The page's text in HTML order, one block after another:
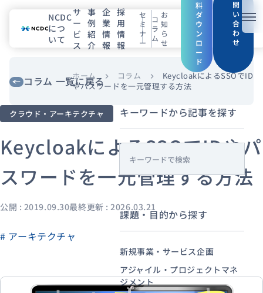
メ
NCDCについて
企業情報
採用情報
お役立ち情報（PJ Insight）
NCDC
につ
いて
サ
ー
ビ
ス
事
例
紹
介
企
業
情
報
採
用
情
報
セ
ミ
ナ
ー
コ
ラ
ム
お
知
ら
せ
料
ダ
ウ
ン
ロ
ー
ド
問
い
合
わ
せ
コラム 一覧に戻る
ホーム chevron_right コラム chevron_right
KeycloakによるSSOでID
やパスワードを一元管理する方法
クラウド・アーキテクチャ
KeycloakによるSSOでIDやパ
スワードを一元管理する方法
公開 : 2019.09.30最終更新 : 2026.03.21
# アーキテクチャ
キーワードから記事を探す
e
a
h
課題・目的から探す
新規事業・サービス企画
アジャイル・プロジェクトマネ
ジメント